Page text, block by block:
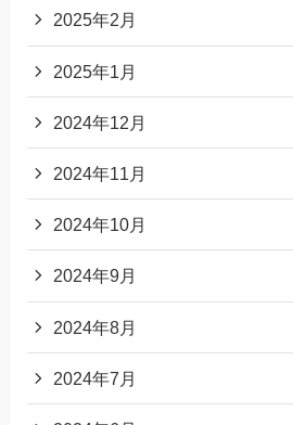
2025年2月
2025年1月
2024年12月
2024年11月
2024年10月
2024年9月
2024年8月
2024年7月